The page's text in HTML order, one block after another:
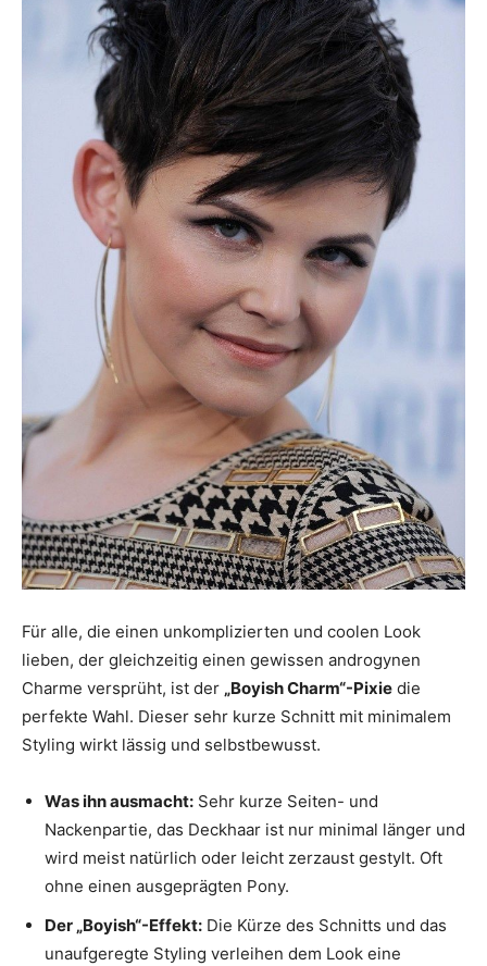
Für alle, die einen unkomplizierten und coolen Look
lieben, der gleichzeitig einen gewissen androgynen
Charme versprüht, ist der „Boyish Charm“-Pixie die
perfekte Wahl. Dieser sehr kurze Schnitt mit minimalem
Styling wirkt lässig und selbstbewusst.
Was ihn ausmacht: Sehr kurze Seiten- und
Nackenpartie, das Deckhaar ist nur minimal länger und
wird meist natürlich oder leicht zerzaust gestylt. Oft
ohne einen ausgeprägten Pony.
Der „Boyish“-Effekt: Die Kürze des Schnitts und das
unaufgeregte Styling verleihen dem Look eine